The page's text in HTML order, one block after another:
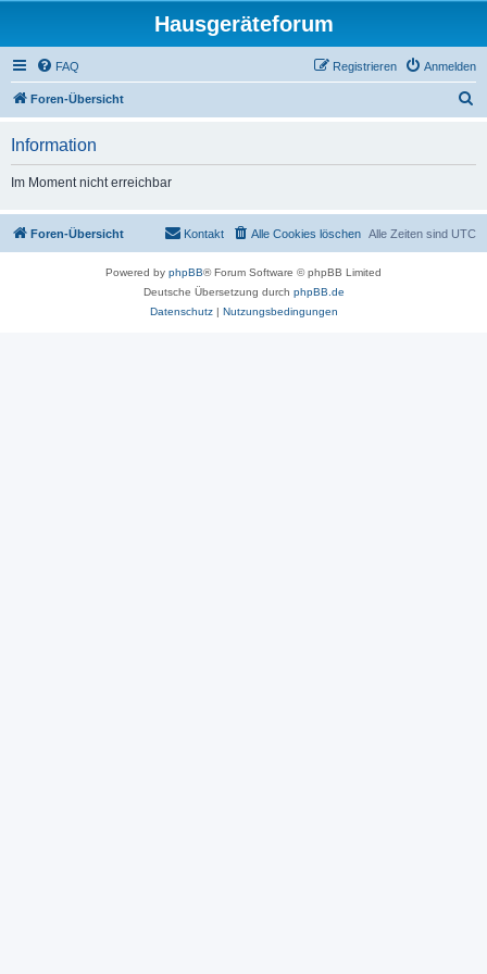
Hausgeräteforum
FAQ Anmelden
Registrieren
Foren-Übersicht
Information
Im Moment nicht erreichbar
Foren-Übersicht Alle Zeiten sind UTC
Alle Cookies löschen
Kontakt
Powered by phpBB® Forum Software © phpBB Limited
Deutsche Übersetzung durch phpBB.de
Datenschutz| Nutzungsbedingungen